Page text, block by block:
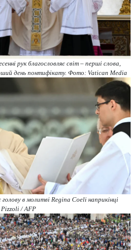
рук благословляє світ – перші слова,
день понтифікату. Фото: Vatican Media
в молитві Regina Coeli наприкінці
/ AFP